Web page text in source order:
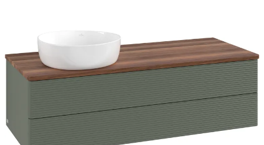
Bihui cap for planering
Hyper bokhylle eik